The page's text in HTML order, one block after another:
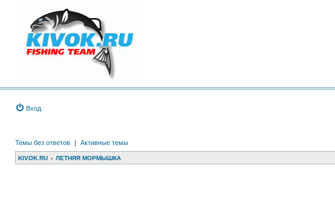
Вход
Темы без ответов | Активные темы
KIVOK.RU ЛЕТНЯЯ МОРМЫШКА